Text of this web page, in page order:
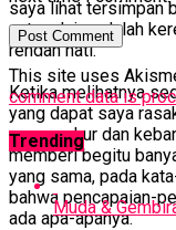
saya lihat tersimpan
antara lain, adalah
rendah hati.
Ketika melihatnya
yang dapat saya
rasa syukur dan
memberi begitu
yang sama, pada
bahwa pencapaian-
ada apa-apanya.
This site uses
comment data is
Trending
Muda &